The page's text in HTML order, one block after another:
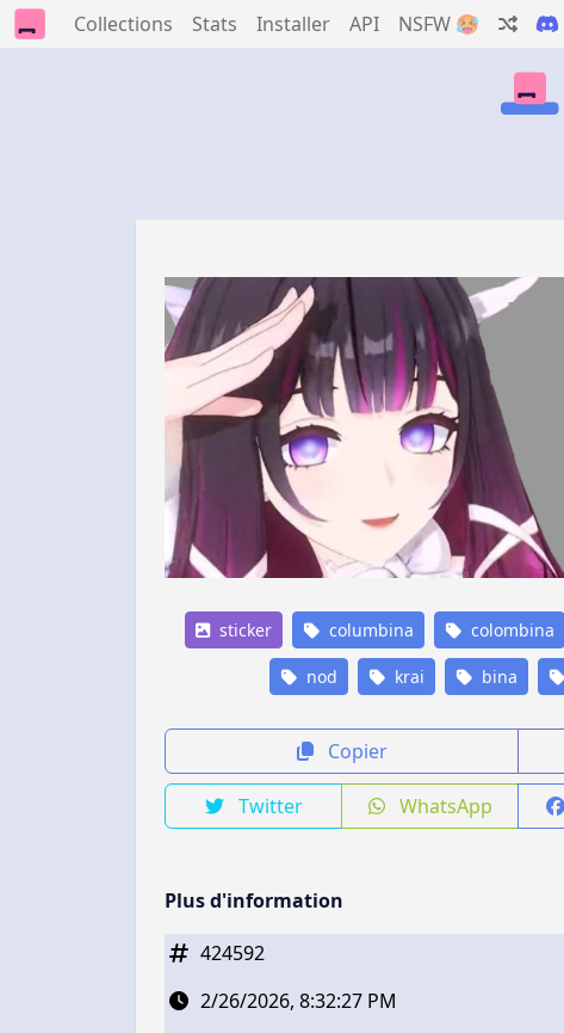
Collections Stats Installer API NSFW 🥵
sticker columbina colombina
nod krai bina
Copier
Twitter WhatsApp
Plus d'information
424592
2/26/2026, 8:32:27 PM